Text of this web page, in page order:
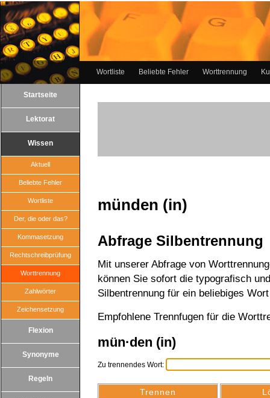
Wortliste Beliebte Fehler Worttrennung
Startseite
Lektorat
Wissen
Aktuell
Beliebte Fehler
Wortliste
Der, die oder das?
Kommasetzung
Rechtschreibprüfung
Worttrennung
Zahlwörter
Zeichensetzung
Flexion
Synonyme
Regeln
münden (in)
Abfrage Silbentrennung
Mit unserer Abfrage von
können Sie sofort die typografisch
Silbentrennung für ein beliebiges
Empfohlene Trennfugen für die
mün·den (in)
Zu trennendes Wort: